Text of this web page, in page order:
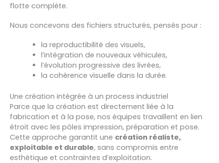
flotte complète.
Nous concevons des fichiers structurés, pensés pour :
la reproductibilité des visuels,
l’intégration de nouveaux véhicules,
l’évolution progressive des livrées,
la cohérence visuelle dans la durée.
Une création intégrée à un process industriel
Parce que la création est directement liée à la
fabrication et à la pose, nos équipes travaillent en lien
étroit avec les pôles impression, préparation et pose.
Cette approche garantit une création réaliste,
exploitable et durable, sans compromis entre
esthétique et contraintes d’exploitation.